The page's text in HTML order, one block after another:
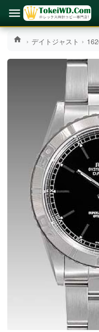
デイトジャスト